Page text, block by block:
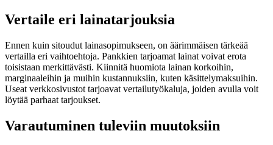
Vertaile eri lainatarjouksia
Ennen kuin sitoudut lainasopimukseen, on äärimmäisen tärkeää
vertailla eri vaihtoehtoja. Pankkien tarjoamat lainat voivat erota
toisistaan merkittävästi. Kiinnitä huomiota lainan korkoihin,
marginaaleihin ja muihin kustannuksiin, kuten käsittelymaksuihin.
Useat verkkosivustot tarjoavat vertailutyökaluja, joiden avulla voit
löytää parhaat tarjoukset.
Varautuminen tuleviin muutoksiin